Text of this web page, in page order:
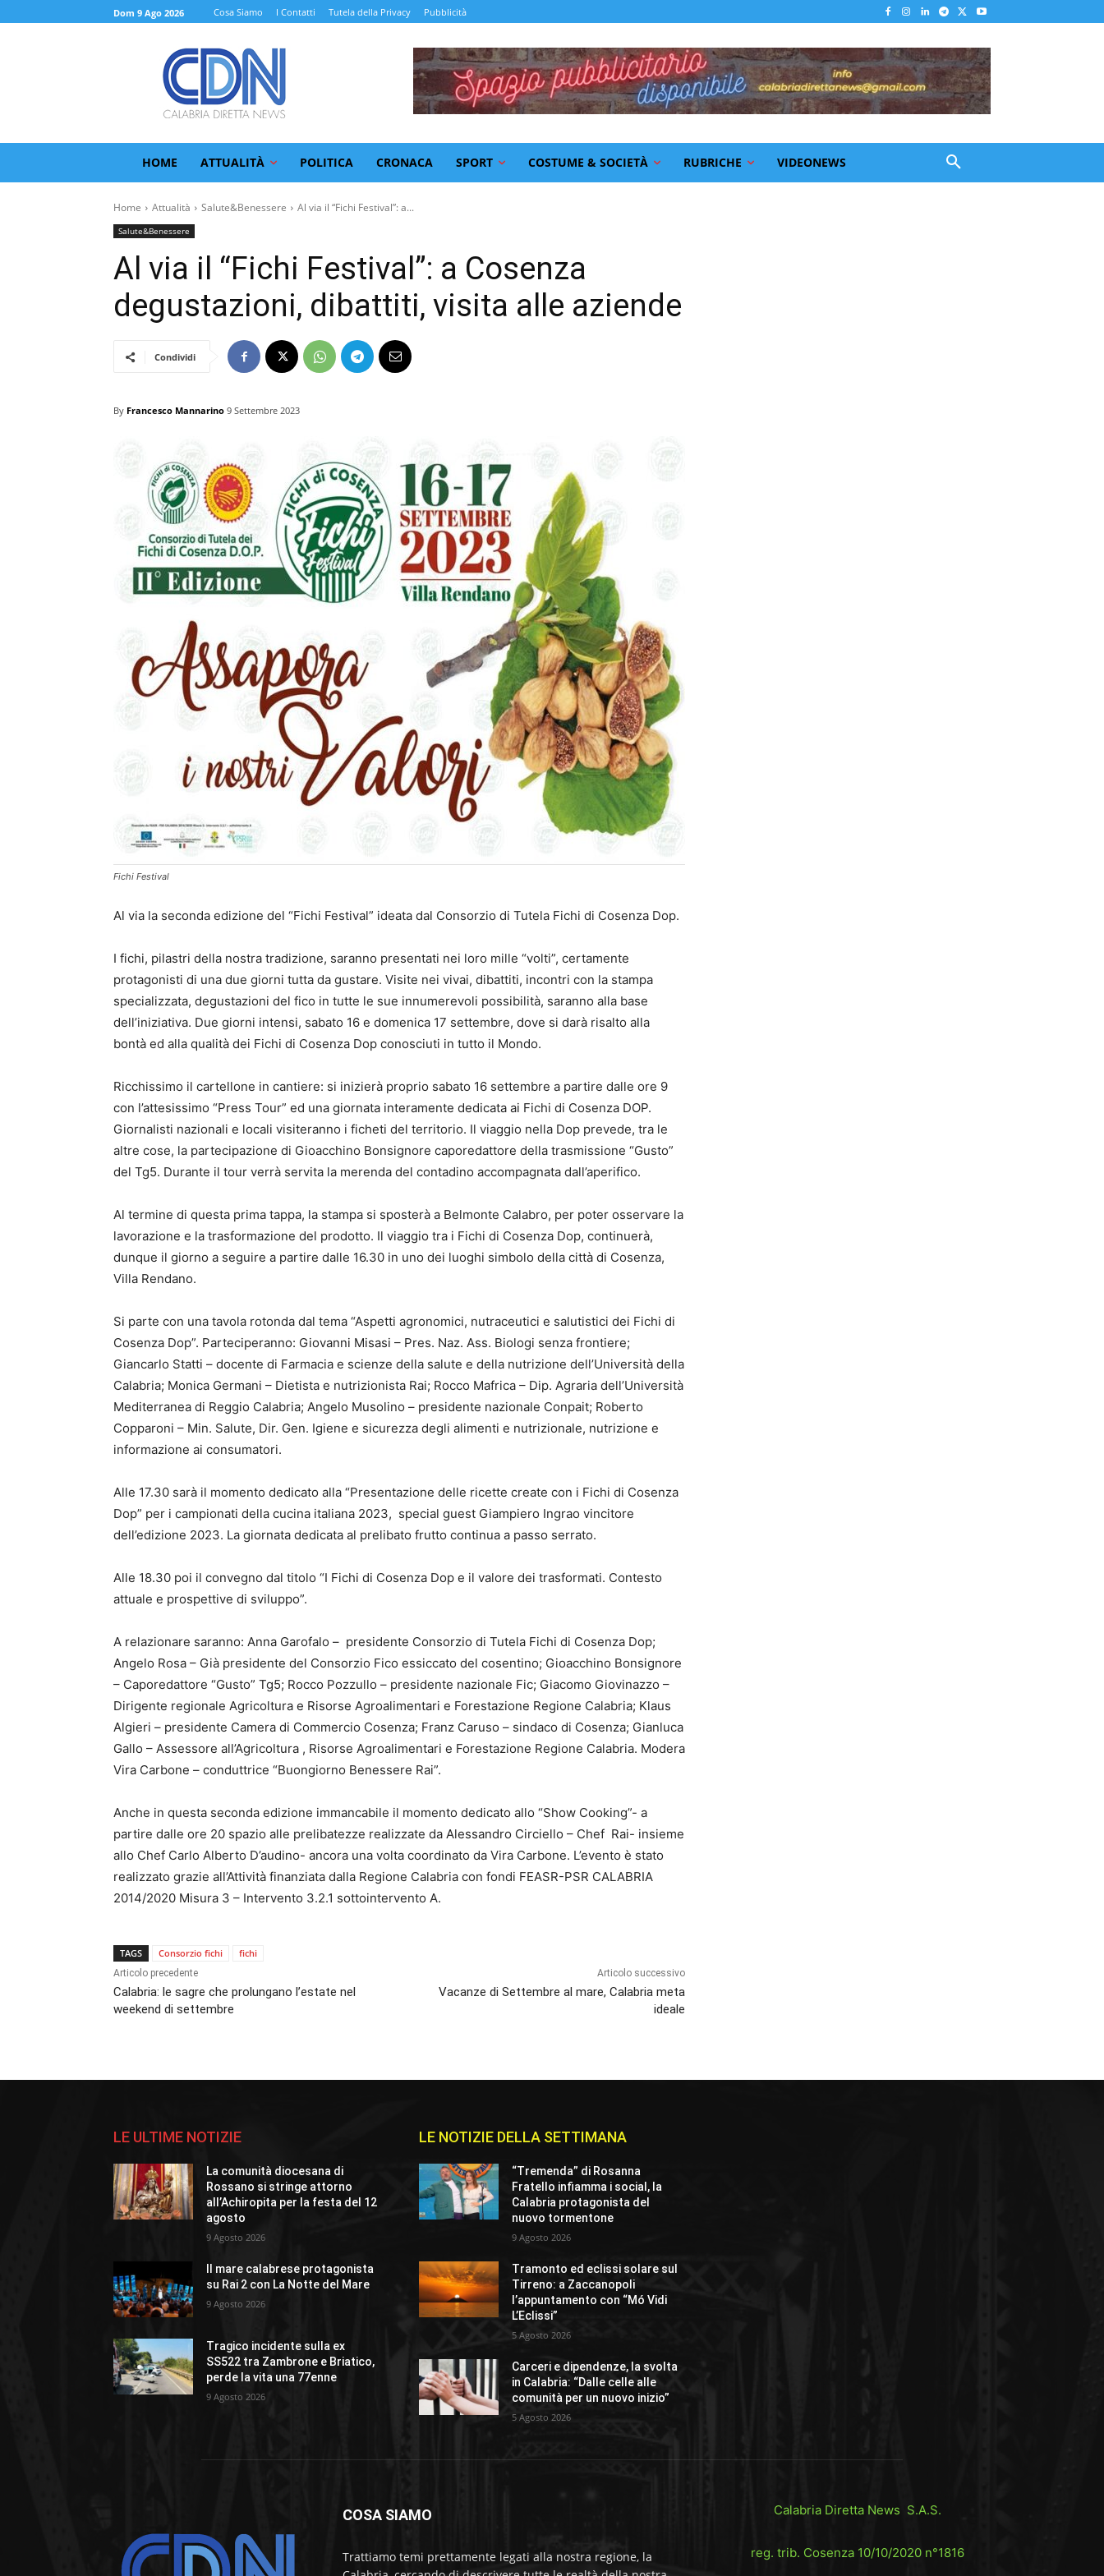
Dom 9 Ago 2026 Cosa Siamo I Contatti Tutela della Privacy Pubblicità
HOME ATTUALITÀ POLITICA CRONACA SPORT COSTUME & SOCIETÀ RUBRICHE VIDEONEWS
Home Attualità Salute&Benessere Al via il “Fichi Festival”: a...
Salute&Benessere
Al via il “Fichi Festival”: a Cosenza
degustazioni, dibattiti, visita alle aziende
Condividi
By Francesco Mannarino 9 Settembre 2023
Fichi Festival
Al via la seconda edizione del “Fichi Festival” ideata dal Consorzio di Tutela Fichi di Cosenza Dop.
I fichi, pilastri della nostra tradizione, saranno presentati nei loro mille “volti”, certamente
protagonisti di una due giorni tutta da gustare. Visite nei vivai, dibattiti, incontri con la stampa
specializzata, degustazioni del fico in tutte le sue innumerevoli possibilità, saranno alla base
dell’iniziativa. Due giorni intensi, sabato 16 e domenica 17 settembre, dove si darà risalto alla
bontà ed alla qualità dei Fichi di Cosenza Dop conosciuti in tutto il Mondo.
Ricchissimo il cartellone in cantiere: si inizierà proprio sabato 16 settembre a partire dalle ore 9
con l’attesissimo “Press Tour” ed una giornata interamente dedicata ai Fichi di Cosenza DOP.
Giornalisti nazionali e locali visiteranno i ficheti del territorio. Il viaggio nella Dop prevede, tra le
altre cose, la partecipazione di Gioacchino Bonsignore caporedattore della trasmissione “Gusto”
del Tg5. Durante il tour verrà servita la merenda del contadino accompagnata dall’aperifico.
Al termine di questa prima tappa, la stampa si sposterà a Belmonte Calabro, per poter osservare la
lavorazione e la trasformazione del prodotto. Il viaggio tra i Fichi di Cosenza Dop, continuerà,
dunque il giorno a seguire a partire dalle 16.30 in uno dei luoghi simbolo della città di Cosenza,
Villa Rendano.
Si parte con una tavola rotonda dal tema “Aspetti agronomici, nutraceutici e salutistici dei Fichi di
Cosenza Dop”. Parteciperanno: Giovanni Misasi – Pres. Naz. Ass. Biologi senza frontiere;
Giancarlo Statti – docente di Farmacia e scienze della salute e della nutrizione dell’Università della
Calabria; Monica Germani – Dietista e nutrizionista Rai; Rocco Mafrica – Dip. Agraria dell’Università
Mediterranea di Reggio Calabria; Angelo Musolino – presidente nazionale Conpait; Roberto
Copparoni – Min. Salute, Dir. Gen. Igiene e sicurezza degli alimenti e nutrizionale, nutrizione e
informazione ai consumatori.
Alle 17.30 sarà il momento dedicato alla “Presentazione delle ricette create con i Fichi di Cosenza
Dop” per i campionati della cucina italiana 2023, special guest Giampiero Ingrao vincitore
dell’edizione 2023. La giornata dedicata al prelibato frutto continua a passo serrato.
Alle 18.30 poi il convegno dal titolo “I Fichi di Cosenza Dop e il valore dei trasformati. Contesto
attuale e prospettive di sviluppo”.
A relazionare saranno: Anna Garofalo – presidente Consorzio di Tutela Fichi di Cosenza Dop;
Angelo Rosa – Già presidente del Consorzio Fico essiccato del cosentino; Gioacchino Bonsignore
– Caporedattore “Gusto” Tg5; Rocco Pozzullo – presidente nazionale Fic; Giacomo Giovinazzo –
Dirigente regionale Agricoltura e Risorse Agroalimentari e Forestazione Regione Calabria; Klaus
Algieri – presidente Camera di Commercio Cosenza; Franz Caruso – sindaco di Cosenza; Gianluca
Gallo – Assessore all’Agricoltura , Risorse Agroalimentari e Forestazione Regione Calabria. Modera
Vira Carbone – conduttrice “Buongiorno Benessere Rai”.
Anche in questa seconda edizione immancabile il momento dedicato allo “Show Cooking”- a
partire dalle ore 20 spazio alle prelibatezze realizzate da Alessandro Circiello – Chef Rai- insieme
allo Chef Carlo Alberto D’audino- ancora una volta coordinato da Vira Carbone. L’evento è stato
realizzato grazie all’Attività finanziata dalla Regione Calabria con fondi FEASR-PSR CALABRIA
2014/2020 Misura 3 – Intervento 3.2.1 sottointervento A.
TAGS Consorzio fichi fichi
Articolo precedente
Calabria: le sagre che prolungano l’estate nel
weekend di settembre
Articolo successivo
Vacanze di Settembre al mare, Calabria meta
ideale
LE ULTIME NOTIZIE
La comunità diocesana di
Rossano si stringe attorno
all’Achiropita per la festa del 12
agosto
9 Agosto 2026
Il mare calabrese protagonista
su Rai 2 con La Notte del Mare
9 Agosto 2026
Tragico incidente sulla ex
SS522 tra Zambrone e Briatico,
perde la vita una 77enne
9 Agosto 2026
LE NOTIZIE DELLA SETTIMANA
“Tremenda” di Rosanna
Fratello infiamma i social, la
Calabria protagonista del
nuovo tormentone
9 Agosto 2026
Tramonto ed eclissi solare sul
Tirreno: a Zaccanopoli
l’appuntamento con “Mó Vidi
L’Eclissi”
5 Agosto 2026
Carceri e dipendenze, la svolta
in Calabria: “Dalle celle alle
comunità per un nuovo inizio”
5 Agosto 2026
COSA SIAMO
Trattiamo temi prettamente legati alla nostra regione, la
Calabria Diretta News S.A.S.
reg. trib. Cosenza 10/10/2020 n°1816